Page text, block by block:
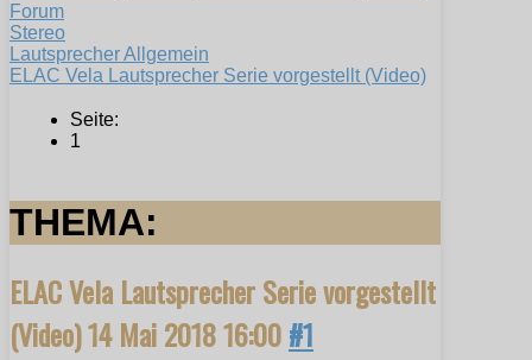
Forum
Stereo
Lautsprecher Allgemein
ELAC Vela Lautsprecher Serie vorgestellt (Video)
Seite:
1
THEMA:
ELAC Vela Lautsprecher Serie vorgestellt
(Video)14 Mai 2018 16:00#1